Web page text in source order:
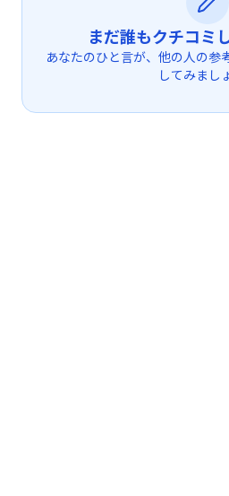
まだ誰もクチコミ
あなたのひと言が、他の人の参
してみまし